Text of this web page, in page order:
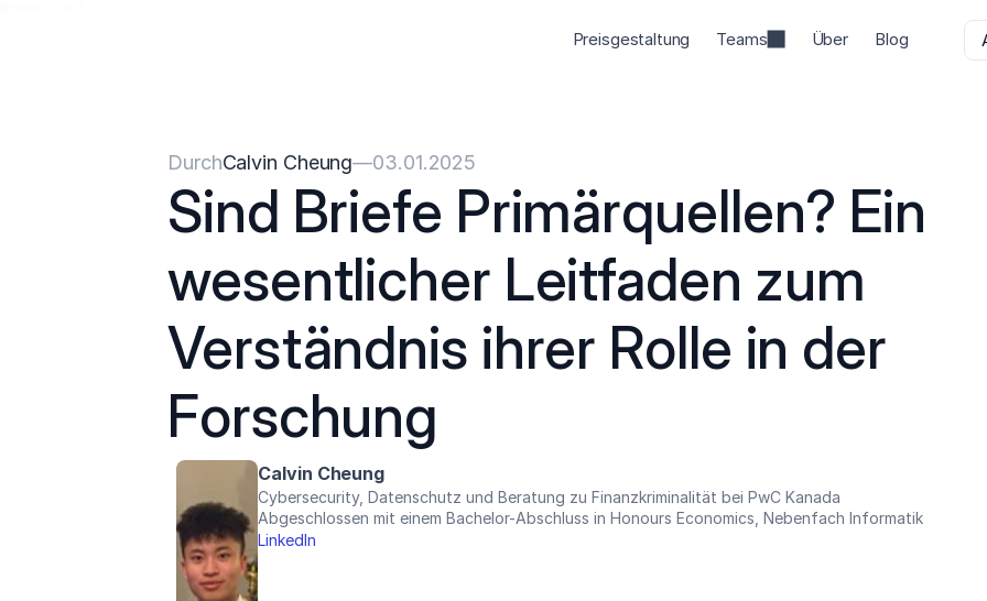
Preisgestaltung Teams Über Blog
DurchCalvin Cheung—03.01.2025
Sind Briefe Primärquellen? Ein
wesentlicher Leitfaden zum
Verständnis ihrer Rolle in der
Forschung
Calvin Cheung
Cybersecurity, Datenschutz und Beratung zu Finanzkriminalität bei PwC Kanada
Abgeschlossen mit einem Bachelor-Abschluss in Honours Economics, Nebenfach Informatik
LinkedIn